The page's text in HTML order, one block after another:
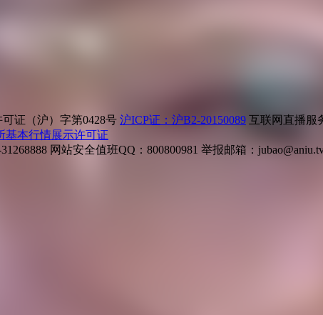
证（沪）字第0428号 沪ICP证：沪B2-20150089 互联网直播服
基本行情展示许可证
网站安全值班QQ：800800981 举报邮箱：